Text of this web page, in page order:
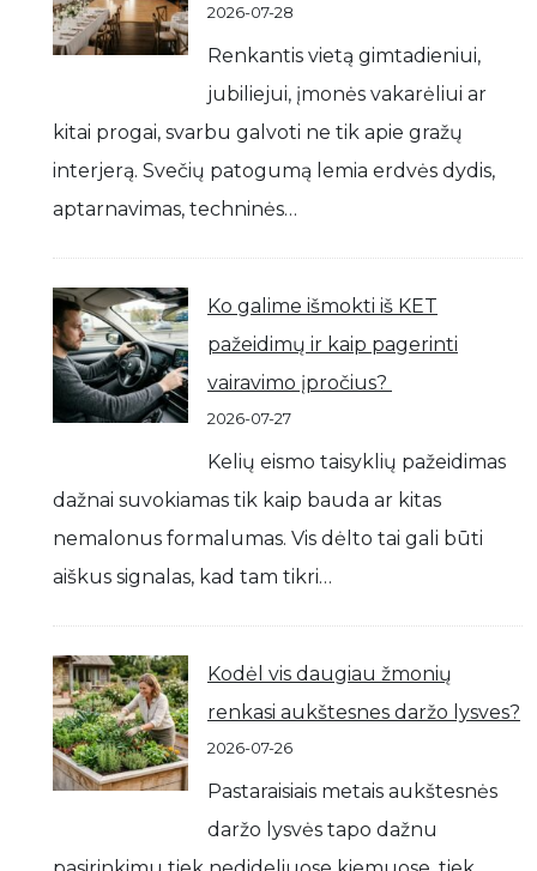
2026-07-28
Renkantis vietą gimtadieniui,
jubiliejui, įmonės vakarėliui ar
kitai progai, svarbu galvoti ne tik apie gražų
interjerą. Svečių patogumą lemia erdvės dydis,
aptarnavimas, techninės…
Ko galime išmokti iš KET
pažeidimų ir kaip pagerinti
vairavimo įpročius?
2026-07-27
Kelių eismo taisyklių pažeidimas
dažnai suvokiamas tik kaip bauda ar kitas
nemalonus formalumas. Vis dėlto tai gali būti
aiškus signalas, kad tam tikri…
Kodėl vis daugiau žmonių
renkasi aukštesnes daržo lysves?
2026-07-26
Pastaraisiais metais aukštesnės
daržo lysvės tapo dažnu